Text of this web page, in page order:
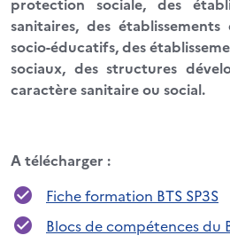
sanitaires, des
socio-éducatifs, des
sociaux, des structures
caractère sanitaire ou social.
A télécharger :
Fiche formation BTS SP3S
Blocs de compétences du